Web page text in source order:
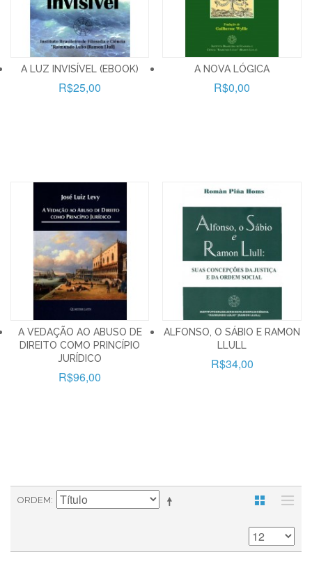
A LUZ INVISÍVEL (EBOOK)
R$25,00
A NOVA LÓGICA
R$0,00
A VEDAÇÃO AO ABUSO DE
DIREITO COMO PRINCÍPIO
JURÍDICO
R$96,00
ALFONSO, O SÁBIO E RAMON
LLULL
R$34,00
ORDEM